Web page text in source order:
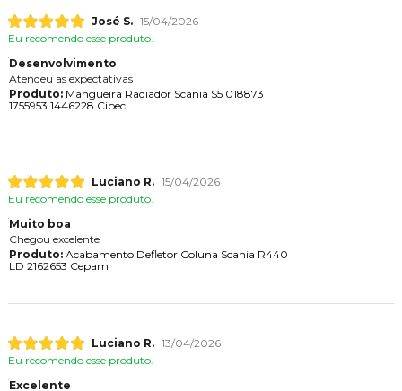
José S. 15/04/2026
Eu recomendo esse produto.
Desenvolvimento
Atendeu as expectativas
Produto:Mangueira Radiador Scania S5 018873
1755953 1446228 Cipec
Luciano R. 15/04/2026
Eu recomendo esse produto.
Muito boa
Chegou excelente
Produto:Acabamento Defletor Coluna Scania R440
LD 2162653 Cepam
Luciano R. 13/04/2026
Eu recomendo esse produto.
Excelente